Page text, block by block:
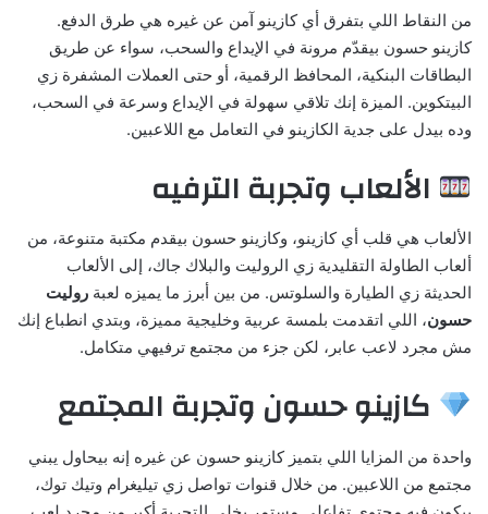
من النقاط اللي بتفرق أي كازينو آمن عن غيره هي طرق الدفع.
كازينو حسون بيقدّم مرونة في الإيداع والسحب، سواء عن طريق
البطاقات البنكية، المحافظ الرقمية، أو حتى العملات المشفرة زي
البيتكوين. الميزة إنك تلاقي سهولة في الإيداع وسرعة في السحب،
وده بيدل على جدية الكازينو في التعامل مع اللاعبين.
الألعاب وتجربة الترفيه
الألعاب هي قلب أي كازينو، وكازينو حسون بيقدم مكتبة متنوعة، من
ألعاب الطاولة التقليدية زي الروليت والبلاك جاك، إلى الألعاب
الحديثة زي الطيارة والسلوتس. من بين أبرز ما يميزه لعبة روليت
حسون، اللي اتقدمت بلمسة عربية وخليجية مميزة، وبتدي انطباع إنك
مش مجرد لاعب عابر، لكن جزء من مجتمع ترفيهي متكامل.
كازينو حسون وتجربة المجتمع
واحدة من المزايا اللي بتميز كازينو حسون عن غيره إنه بيحاول يبني
مجتمع من اللاعبين. من خلال قنوات تواصل زي تيليغرام وتيك توك،